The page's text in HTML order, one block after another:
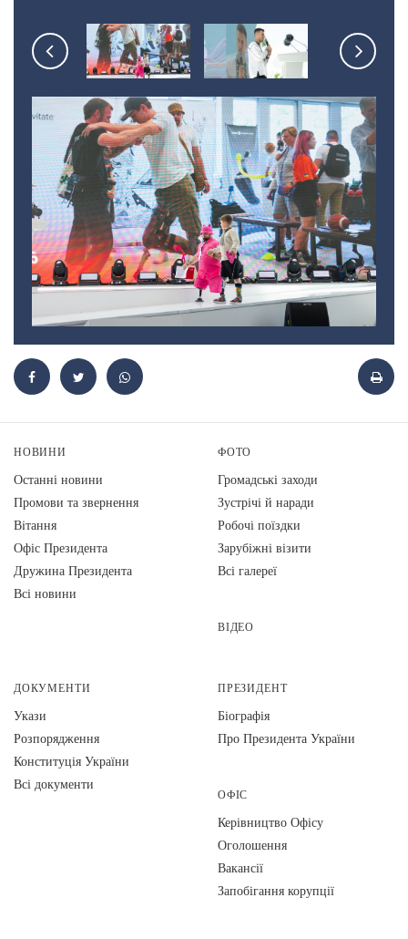
НОВИНИ
Останні новини
Промови та звернення
Вiтання
Офіс Президента
Дружина Президента
Всі новини
ФОТО
Громадські заходи
Зустрічі й наради
Робочі поїздки
Зарубіжні візити
Всі галереї
ВІДЕО
ДОКУМЕНТИ
Укази
Розпорядження
Конституція України
Всі документи
ПРЕЗИДЕНТ
Біографія
Про Президента України
ОФІС
Керівництво Офісу
Оголошення
Вакансії
Запобігання корупції